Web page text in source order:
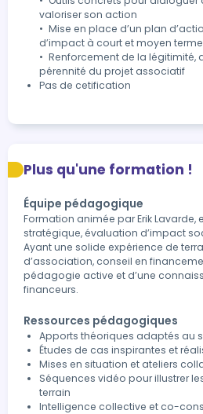
valoriser son action
•	Mise en place d’un plan d’action de communication
d’impact à court et moyen terme
•	Renforcement de la légitimité, de la visibilité et de la
Pas de cetification
Plus qu'une formation !
Équipe pédagogique
Formation animée par Erik
stratégique, évaluation d’impact
Ayant une solide expérience de
d’association, conseil en
pédagogie active et d’une
financeurs.
Ressources pédagogiques
Apports théoriques adaptés au
Études de cas inspirantes et
Mises en situation et ateliers
Séquences vidéo pour illustrer
terrain
Intelligence collective et co-